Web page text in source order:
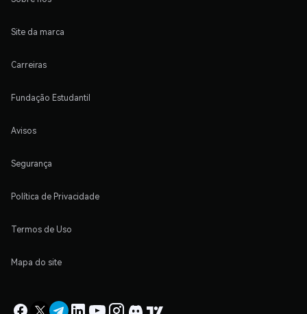
Site da marca
Carreiras
Fundação Estudantil
Avisos
Segurança
Política de Privacidade
Termos de Uso
Mapa do site